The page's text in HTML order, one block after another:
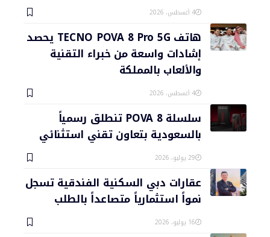
4 أغسطس، 2026
هاتف TECNO POVA 8 Pro 5G يحصد
إشادات واسعة من خبراء التقنية
والألعاب بالمملكة
4 أغسطس، 2026
سلسلة POVA 8 تنطلق رسمياً
بالسعودية بتعاون تقني استثنائي
29 يوليو، 2026
عقارات دبي السكنية الفندقية تسجل
نمواً استثمارياً متصاعداً بالطلب
16 يوليو، 2026